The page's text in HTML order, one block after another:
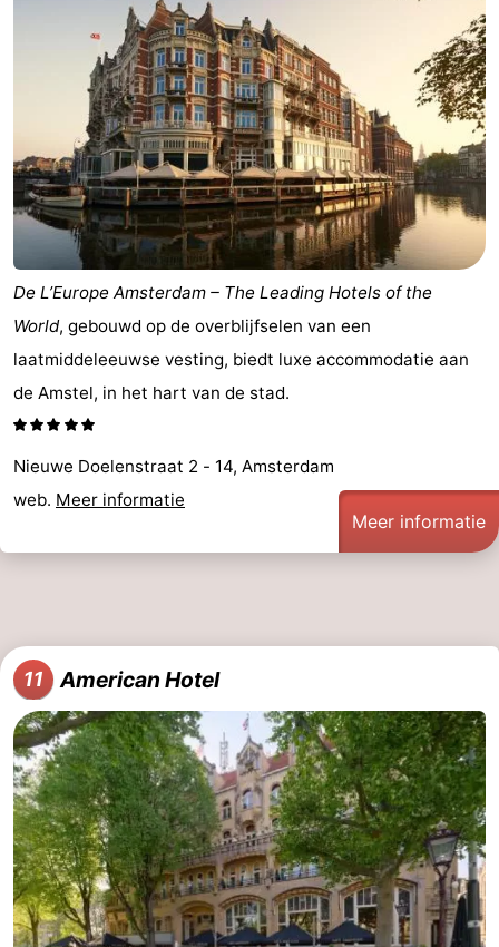
De L’Europe Amsterdam – The Leading Hotels of the
World, gebouwd op de overblijfselen van een
laatmiddeleeuwse vesting, biedt luxe accommodatie aan
de Amstel, in het hart van de stad.
Nieuwe Doelenstraat 2 - 14, Amsterdam
web. Meer informatie
Meer informatie
11 American Hotel